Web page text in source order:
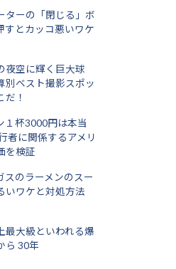
ターの「閉じる」ボ
すとカッコ悪いワケ
夜空に輝く巨大球
別ベスト撮影スポッ
だ！
１杯3000円は本当
者に関係するアメリ
を検証
スのラーメンのスー
いワケと対処方法
最大級といわれる爆
ら 30年